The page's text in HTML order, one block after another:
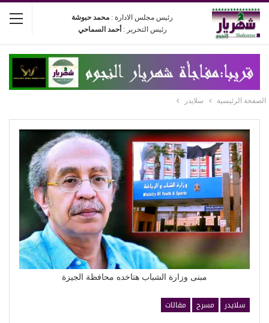
رئيس مجلس الادارة : محمد حبوشة
رئيس التحرير : أحمد السماحي
الصفحة الرئيسية سلايدر
مبنى وزارة الشباب هتاخده محافظة الجيزة
سلايدر مسرح
مقالات